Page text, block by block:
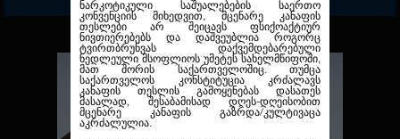
ნარკოტიკული საშუალებების საერთო
კონვენციის მიხედვით, მცენარე კანაფის
თესლები არ შეიცავს ფსიქოაქტიურ
ნივთიერებებს და დაშვეუბლია როგორც
ტვირთბრუნვას დაქვემდებარებული
ნედლეული მსოფლიოს უმეტეს სახელმწიფოში,
მათ შორის საქართველოშიც. თუმცა
საქართველოს კონსტიტუცია კრძალავს
კანაფის თესლის გამოყენებას დასათეს
მასალად, შესაბამისად დღეს-დღეისობით
მცენარე კანაფის გაზრდა/კულტივაცა
აკრძალულია.